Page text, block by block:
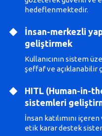
hedeflenmektedir.
İnsan-merkezli
geliştirmek
Kullanıcının sistem
şeffaf ve açıklanabilir
HITL (Human-in-
sistemleri
İnsan katılımını
etik karar destek